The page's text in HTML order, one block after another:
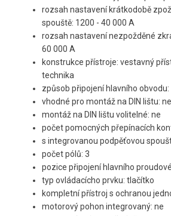
rozsah nastavení krátkodobě
spouště: 1200 - 40 000 A
rozsah nastavení nezpožděné
60 000 A
konstrukce přístroje: vestavný
technika
způsob připojení hlavního
vhodné pro montáž na DIN lištu: ne
montáž na DIN lištu volitelné: ne
počet pomocných přepínacích
s integrovanou podpěťovou
počet pólů: 3
pozice připojení hlavního
typ ovládacícho prvku: tlačítko
kompletní přístroj s ochranou
motorový pohon integrovaný: ne